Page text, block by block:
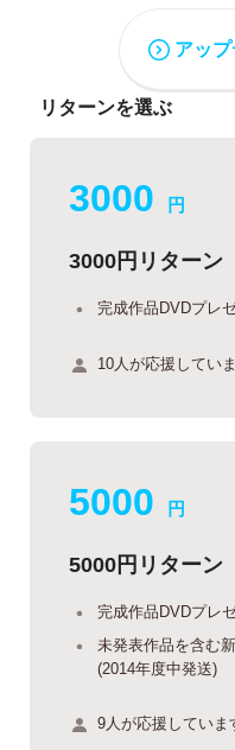
アッ
リターンを選ぶ
3000 円
3000円リターン
完成作品DVDプレ
10人が応援していま
5000 円
5000円リターン
完成作品DVDプレ
未発表作品を含む
(2014年度中発送)
9人が応援していま